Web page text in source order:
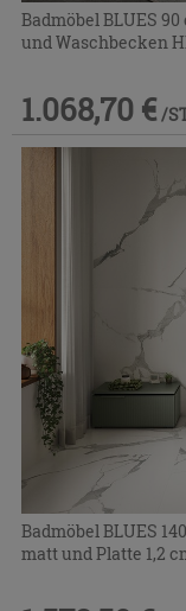
Badmöbel BLUES
und Waschbecken
1.068,70 € /
Badmöbel BLUES
matt und Platte 1,2